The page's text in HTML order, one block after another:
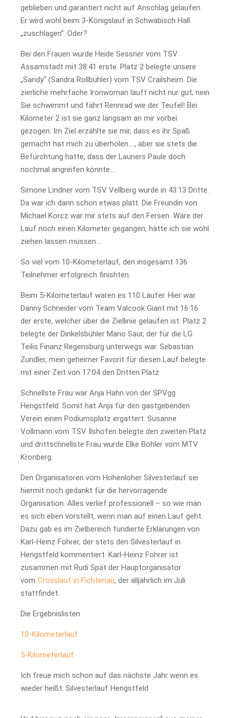
geblieben und garantiert nicht auf Anschlag gelaufen.
Er wird wohl beim 3-Königslauf in Schwäbisch Hall
„zuschlagen“. Oder?
Bei den Frauen wurde Heide Sessner vom TSV
Assamstadt mit 38:41 erste. Platz 2 belegte unsere
„Sandy“ (Sandra Rollbühler) vom TSV Crailsheim. Die
zierliche mehrfache Ironwoman läuft nicht nur gut, nein
Sie schwimmt und fährt Rennrad wie der Teufel! Bei
Kilometer 2 ist sie ganz langsam an mir vorbei
gezogen. Im Ziel erzählte sie mir, dass es ihr Spaß
gemacht hat mich zu überholen…., aber sie stets die
Befürchtung hatte, dass der Launers Paule doch
nochmal angreifen könnte….
Simone Lindner vom TSV Vellberg wurde in 43:13 Dritte.
Da war ich dann schon etwas platt. Die Freundin von
Michael Korcz war mir stets auf den Fersen. Wäre der
Lauf noch einen Kilometer gegangen, hätte ich sie wohl
ziehen lassen müssen….
So viel vom 10-Kilometerlauf, den insgesamt 136
Teilnehmer erfolgreich finishten.
Beim 5-Kilometerlauf waren es 110 Läufer. Hier war
Danny Schneider vom Team Valcook Giant mit 16:16
der erste, welcher über die Ziellinie gelaufen ist. Platz 2
belegte der Dinkelsbühler Mario Saur, der für die LG
Teilis Finanz Regensburg unterwegs war. Sebastian
Zundler, mein geheimer Favorit für diesen Lauf belegte
mit einer Zeit von 17:04 den Dritten Platz.
Schnellste Frau war Anja Hahn von der SPVgg
Hengstfeld. Somit hat Anja für den gastgebenden
Verein einen Podiumsplatz ergattert. Susanne
Vollmann vom TSV Ilshofen belegte den zweiten Platz
und drittschnellste Frau wurde Elke Böhler vom MTV
Kronberg.
Den Organisatoren vom Hohenloher Silvesterlauf sei
hiermit noch gedankt für die hervorragende
Organisation. Alles verlief professionell – so wie man
es sich eben vorstellt, wenn man auf einen Lauf geht.
Dazu gab es im Zielbereich fundierte Erklärungen von
Karl-Heinz Fohrer, der stets den Silvesterlauf in
Hengstfeld kommentiert. Karl-Heinz Fohrer ist
zusammen mit Rudi Spät der Hauptorganisator
vom Crosslauf in Fichtenau, der alljährlich im Juli
stattfindet.
Die Ergebnislisten
10-Kilometerlauf
5-Kilometerlauf
Ich freue mich schon auf das nächste Jahr wenn es
wieder heißt: Silvesterlauf Hengstfeld